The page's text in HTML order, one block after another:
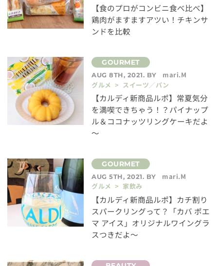
【食のプロがコンビニ食べ比べ】
鶏肉がますますアツい！チキンサ
ンドを比較
AUG 8TH, 2021. BY
mari.M
グルメ > スイーツ／パン
【カルディ新商品ルポ】常夏気分
を満喫できちゃう！？パイナップ
ル＆ココナッツリングケーキだよ
～
AUG 5TH, 2021. BY
mari.M
グルメ > 家飲み
【カルディ新商品ルポ】カチ割り
スパークリングって？「カバ ポエ
マ アイス」オリジナルワイングラ
スつきだよ～